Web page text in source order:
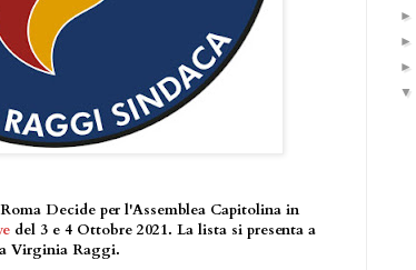
Decide per l'Assemblea Capitolina in
del 3 e 4 Ottobre 2021. La lista si presenta a
Virginia Raggi.
►
►
►
▼